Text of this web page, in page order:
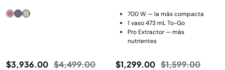
$3,936.00 Precio reducido de
$4,499.00a
700 W — la más compacta
1 vaso 473 mL To-Go
Pro Extractor — más
nutrientes
$1,299.00 Precio reducido
$1,599.00a